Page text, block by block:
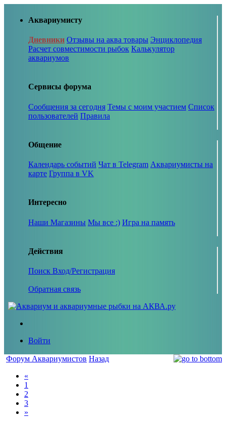
Аквариумисту
Дневники Отзывы на аква товары Энциклопедия
Расчет совместимости рыбок Калькулятор
аквариумов
Сервисы форума
Сообщения за сегодня Темы с моим участием Список
пользователей Правила
Общение
Календарь событий Чат в Telegram Аквариумисты на
карте Группа в VK
Интересно
Наши Магазины Мы все :) Игра на память
Действия
Поиск Вход/Регистрация
Обратная связь
Войти
Форум Аквариумистов Назад
«
1
2
3
»